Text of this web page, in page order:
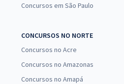
Concursos em São Paulo
CONCURSOS NO NORTE
Concursos no Acre
Concursos no Amazonas
Concursos no Amapá